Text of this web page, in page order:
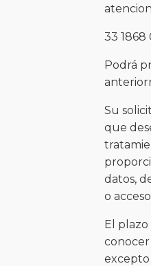
33 1868
Podrá
Su
que
datos,
o
El plazo
excepto